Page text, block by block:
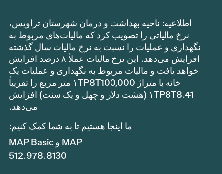
اطلاعیه: ناحیه بهداشت و درمان شهرستان تراویس،
نرخ مالیاتی را تصویب کرد که مالیات‌های مربوط به
نگهداری و عملیات را نسبت به نرخ مالیات سال گذشته
افزایش می‌دهد. این نرخ مالیات عملاً ۸ درصد افزایش
خواهد یافت و مالیات مربوط به نگهداری و عملیات یک
خانه با متراژ ۱TP8T100,000 متر مربع را تقریباً
۱TP8T8.41 (هشت دلار و چهل و یک سنت) افزایش
می‌دهد.
ما اینجا هستیم تا به شما کمک کنیم:
MAP و MAP Basic
512.978.8130